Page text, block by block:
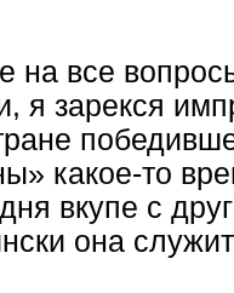
на все
я зарекся
какое-то
вкупе с
она